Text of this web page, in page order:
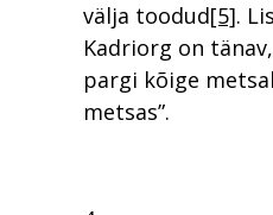
välja toodud[5].
Kadriorg on
pargi kõige
metsas”.